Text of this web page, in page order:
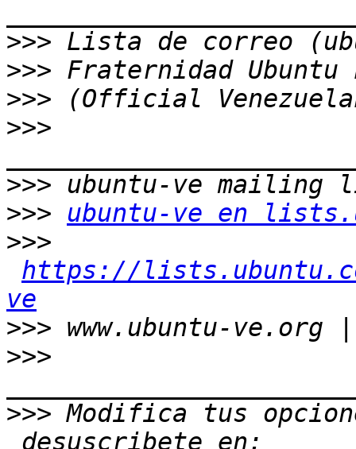
>>>
>>>
>>>
>>>
>>>
>>>
ubuntu-ve en
>>>
https://
ve
>>>
>>>
>>> Modifica tus